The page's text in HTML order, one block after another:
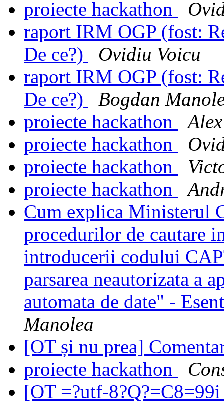
proiecte hackathon
raport IRM OGP (fost:
De ce?)
Ovidiu Voicu
raport IRM OGP (fost:
De ce?)
Bogdan
proiecte hackathon
proiecte hackathon
proiecte hackathon
proiecte hackathon
Cum explica Ministerul
procedurilor de cautare
introducerii codului
parsarea neautorizata a
automata de date" -
Manolea
[OT și nu prea]
proiecte hackathon
[OT =?utf-